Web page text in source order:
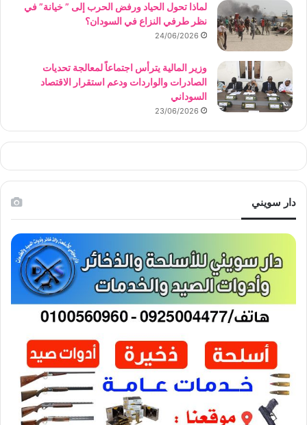
لماذا تحول الحياد ورفض الحرب إلى ” خيانة” في
نظر طرفي النزاع في السودان؟
24/06/2026
وزير المالية يترأس اجتماعاً لمعالجة تحديات
الصادرات والواردات ودعم استقرار الاقتصاد
السوداني
23/06/2026
دار سويني